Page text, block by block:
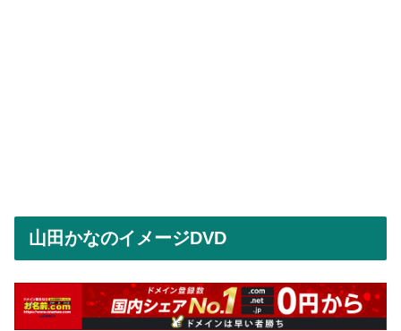
山田かなのイメージDVD